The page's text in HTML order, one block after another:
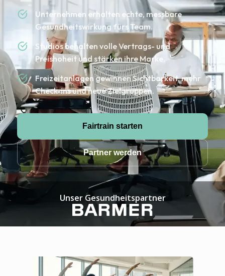
Unternehmen erhalten echte, messbare
Gesundheitswirkung fürs Team.
Studios behalten volle Vertrags- und
Preishoheit und stärken ihre Marke.
Freizeitanlagen gewinnen Sichtbarkeit, mehr
Check-ins und neue Zielgruppen.
Fairtrain starten
Partner werden
Unser Gesundheitspartner